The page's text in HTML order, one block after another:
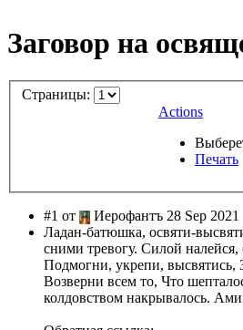
Заговор на
Страницы:
Actions
Печать
#1 от
Иерофантъ 28 Sep 2021
Ладан-батюшка, освяти-
сними тревогу. Силой
Подмогни, укрепи, высвятись,
Возверни всем то, Что
колдовством накрывалось.